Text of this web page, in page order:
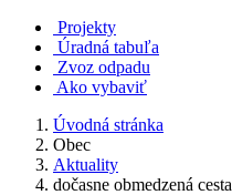
Projekty
Úradná tabuľa
Zvoz odpadu
Ako vybaviť
Úvodná stránka
Obec
Aktuality
dočasne obmedzená